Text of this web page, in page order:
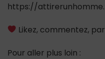
https://
Likez, commentez,
Pour aller plus loin :